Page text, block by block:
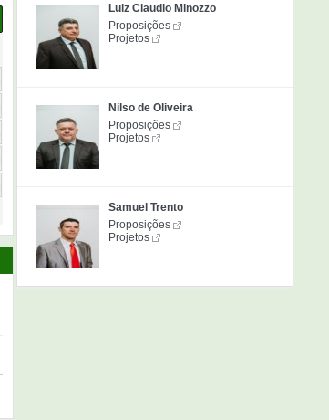
Luiz Claudio Minozzo
Proposições
Projetos
Nilso de Oliveira
Proposições
Projetos
Samuel Trento
Proposições
Projetos